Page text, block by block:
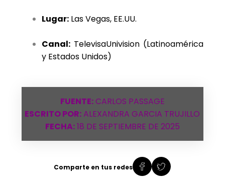
Lugar:Las Vegas, EE.UU.
Canal:TelevisaUnivision (Latinoamérica
y Estados Unidos)
FUENTE:CARLOS PASSAGE
ESCRITO POR:ALEXANDRA GARCIA TRUJILLO
FECHA:18 DE SEPTIEMBRE DE 2025
Comparte en tus redes